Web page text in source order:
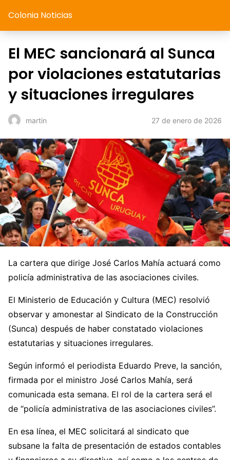
Colonia Noticias
El MEC sancionará al Sunca
por violaciones estatutarias
y situaciones irregulares
martin 27 de enero de 2026
La cartera que dirige José Carlos Mahía actuará como
policía administrativa de las asociaciones civiles.
El Ministerio de Educación y Cultura (MEC) resolvió
observar y amonestar al Sindicato de la Construcción
(Sunca) después de haber constatado violaciones
estatutarias y situaciones irregulares.
Según informó el periodista Eduardo Preve, la sanción,
firmada por el ministro José Carlos Mahía, será
comunicada esta semana. El rol de la cartera será el
de “policía administrativa de las asociaciones civiles”.
En esa línea, el MEC solicitará al sindicato que
subsane la falta de presentación de estados contables